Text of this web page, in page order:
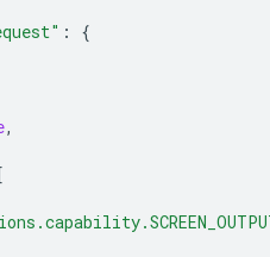
:
{
,